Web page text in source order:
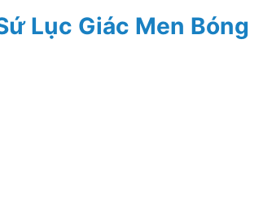
Lục Giác Men Bóng